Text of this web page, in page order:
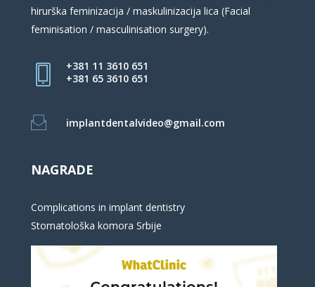
hirurška feminizacija / maskulinizacija lica (Facial
feminisation / masculinisation surgery).
+381 11 3610 651
+381 65 3610 651
implantdentalvideo@gmail.com
NAGRADE
Complications in implant dentistry
Stomatološka komora Srbije